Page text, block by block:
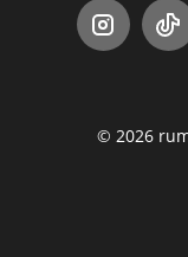
© 2026